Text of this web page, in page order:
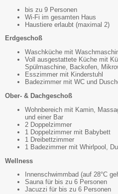
bis zu 9 Personen
Wi-Fi im gesamten Haus
Haustiere erlaubt (maximal 2)
Erdgeschoß
Waschküche mit
Voll ausgestattete Küche mit
Spülmaschine, Backofen,
Esszimmer mit Kinderstuhl
Badezimmer mit WC und
Ober- & Dachgeschoß
Wohnbereich mit Kamin,
und einer Bar
2 Doppelzimmer
1 Doppelzimmer mit Babybett
1 Dreibettzimmer
1 Badezimmer mit Whirlpool,
Wellness
Innenschwimmbad (auf 28°C
Sauna für bis zu 6 Personen
Jacuzzi für bis zu 6 Personen